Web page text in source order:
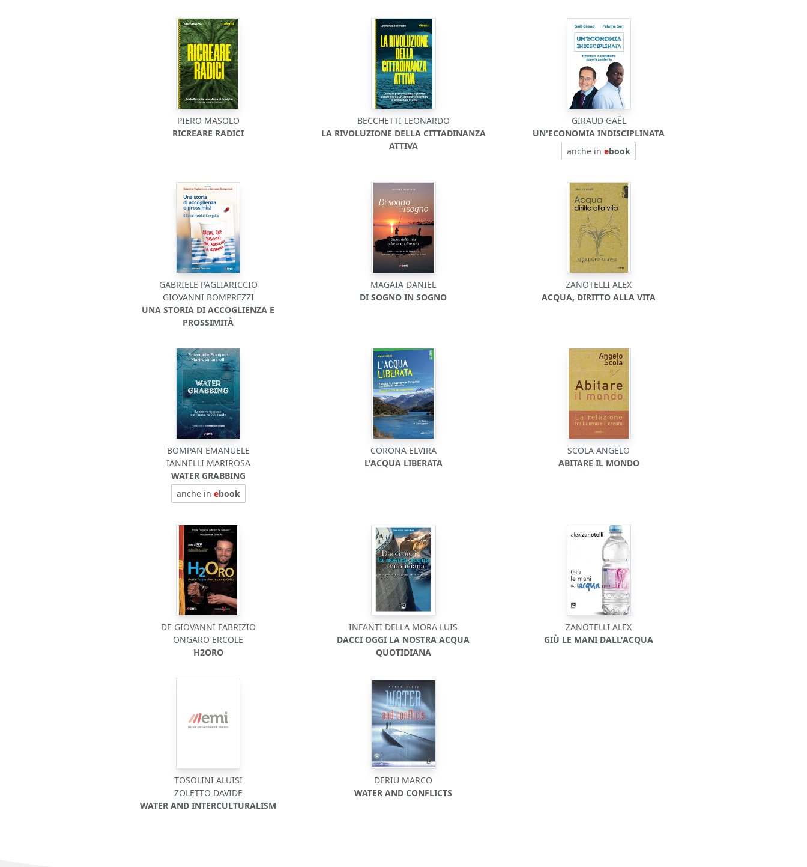
PIERO MASOLO
RICREARE RADICI
BECCHETTI LEONARDO
LA RIVOLUZIONE DELLA CITTADINANZA
ATTIVA
GIRAUD GAËL
UN'ECONOMIA INDISCIPLINATA
anche inebook
GABRIELE PAGLIARICCIO
GIOVANNI BOMPREZZI
UNA STORIA DI ACCOGLIENZA E
PROSSIMITÀ
MAGAIA DANIEL
DI SOGNO IN SOGNO
ZANOTELLI ALEX
ACQUA, DIRITTO ALLA VITA
BOMPAN EMANUELE
IANNELLI MARIROSA
WATER GRABBING
anche in ebook
CORONA ELVIRA
L'ACQUA LIBERATA
SCOLA ANGELO
ABITARE IL MONDO
DE GIOVANNI FABRIZIO
ONGARO ERCOLE
H2ORO
INFANTI DELLA MORA LUIS
DACCI OGGI LA NOSTRA ACQUA
QUOTIDIANA
ZANOTELLI ALEX
GIÙ LE MANI DALL'ACQUA
TOSOLINI ALUISI
ZOLETTO DAVIDE
WATER AND INTERCULTURALISM
DERIU MARCO
WATER AND CONFLICTS